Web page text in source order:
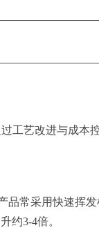
工艺改进与成本
品常采用快速挥
约3-4倍。